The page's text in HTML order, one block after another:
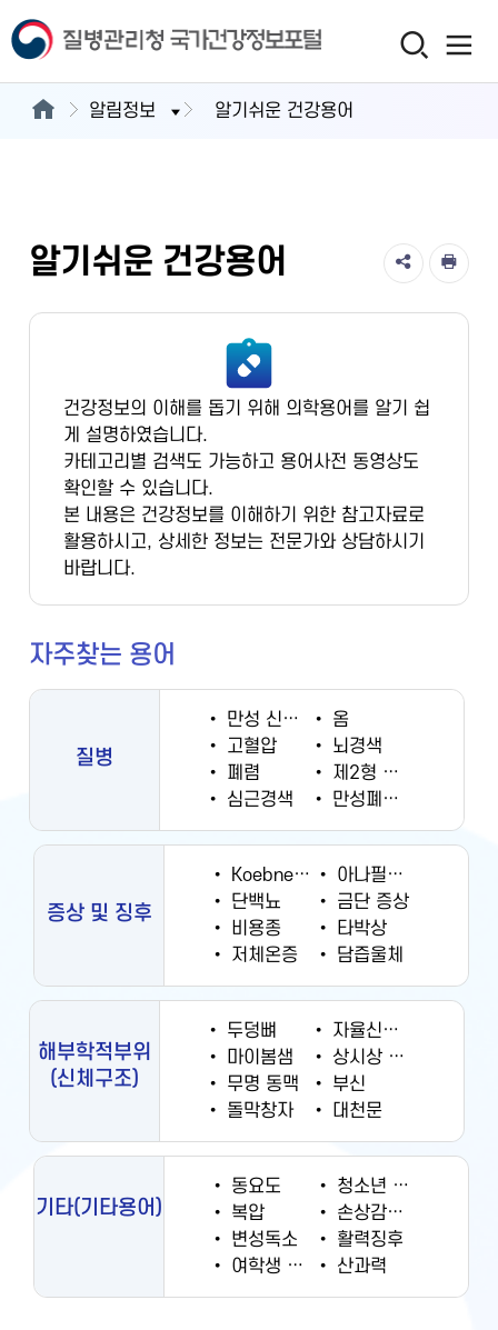
알림정보 알기쉬운 건강용어
알기쉬운 건강용어
건강정보의 이해를 돕기 위해 의학용어를 알기 쉽
게 설명하였습니다.
카테고리별 검색도 가능하고 용어사전 동영상도
확인할 수 있습니다.
본 내용은 건강정보를 이해하기 위한 참고자료로
활용하시고, 상세한 정보는 전문가와 상담하시기
바랍니다.
자주찾는 용어
질병
• 만성 신부전증 •
옴
•
고혈압 •
뇌경색
•
폐렴 •
제2형 당뇨병
•
심근경색 • 만성폐쇄성폐질환
증상 및 징후
• Koebner 현상 •
아나필락시스
•
단백뇨 •
금단 증상
•
비용종 •
타박상
•
저체온증 • 담즙울체
해부학적부위
(신체구조)
• 두덩뼈 •
자율신경계
•
마이봄샘 •
상시상 정맥동
•
무명 동맥 •
부신
•
돌막창자 • 대천문
기타(기타용어)
• 동요도 •
청소년 궐련 현재 흡연율
•
복압 •
손상감시정보
•
변성독소 •
활력징후
•
여학생 흡연율 • 산과력